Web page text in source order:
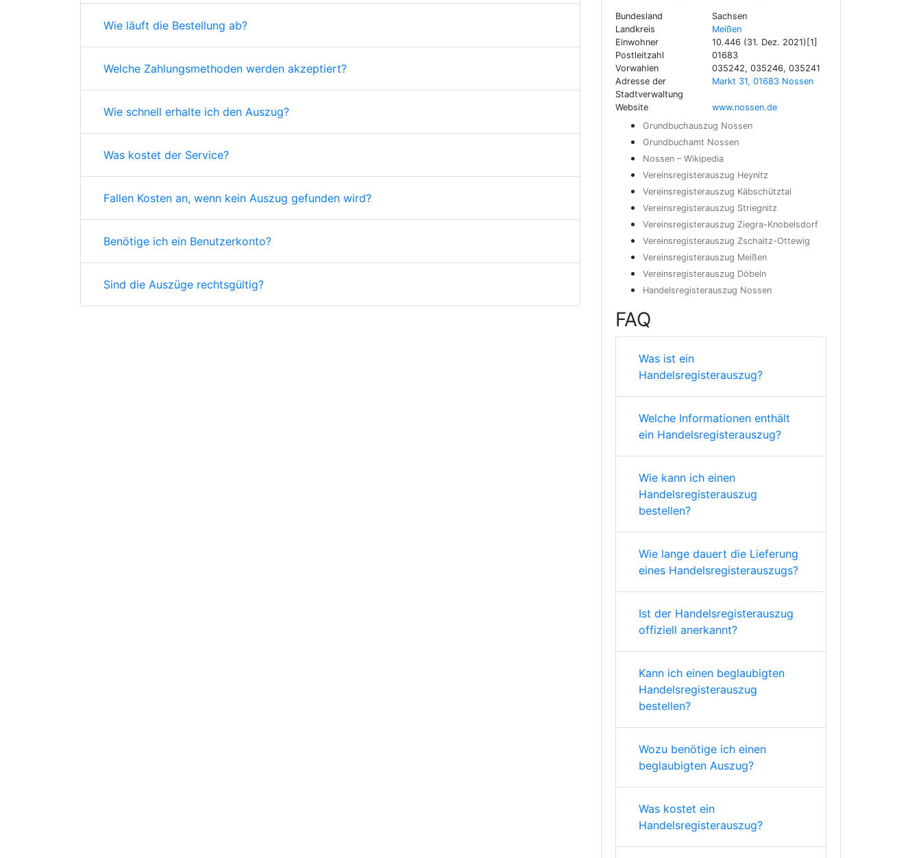
Wie läuft die Bestellung ab?
Welche Zahlungsmethoden werden akzeptiert?
Wie schnell erhalte ich den Auszug?
Was kostet der Service?
Fallen Kosten an, wenn kein Auszug gefunden wird?
Benötige ich ein Benutzerkonto?
Sind die Auszüge rechtsgültig?
Bundesland
Sachsen
Landkreis
Meißen
Einwohner
10.446 (31. Dez. 2021)[1]
Postleitzahl
01683
Vorwahlen
035242, 035246, 035241
Adresse der
Stadtverwaltung
Markt 31, 01683 Nossen
Website
www.nossen.de
Grundbuchauszug Nossen
Grundbuchamt Nossen
Nossen – Wikipedia
Vereinsregisterauszug Heynitz
Vereinsregisterauszug Käbschütztal
Vereinsregisterauszug Striegnitz
Vereinsregisterauszug Ziegra-Knobelsdorf
Vereinsregisterauszug Zschaitz-Ottewig
Vereinsregisterauszug Meißen
Vereinsregisterauszug Döbeln
Handelsregisterauszug Nossen
FAQ
Was ist ein
Handelsregisterauszug?
Welche Informationen enthält
ein Handelsregisterauszug?
Wie kann ich einen
Handelsregisterauszug
bestellen?
Wie lange dauert die Lieferung
eines Handelsregisterauszugs?
Ist der Handelsregisterauszug
offiziell anerkannt?
Kann ich einen beglaubigten
Handelsregisterauszug
bestellen?
Wozu benötige ich einen
beglaubigten Auszug?
Was kostet ein
Handelsregisterauszug?